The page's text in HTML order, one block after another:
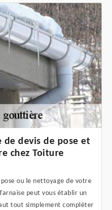
de devis de pose et
chez Toiture
ou le nettoyage de votre
peut vous établir un
tout simplement compléter